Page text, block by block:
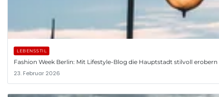
LEBENSSTIL
Fashion Week Berlin: Mit Lifestyle-Blog die Hauptstadt stilvoll erobern
23. Februar 2026